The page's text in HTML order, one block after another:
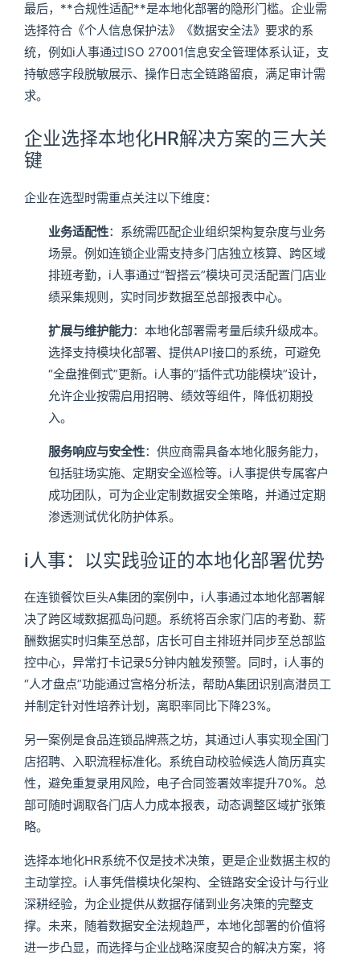
最后，**合规性适配**是本地化部署的隐形门槛。企业需
选择符合《个人信息保护法》《数据安全法》要求的系
统，例如i人事通过ISO 27001信息安全管理体系认证，支
持敏感字段脱敏展示、操作日志全链路留痕，满足审计需
求。
企业选择本地化HR解决方案的三大关
键
企业在选型时需重点关注以下维度：
业务适配性：系统需匹配企业组织架构复杂度与业务
场景。例如连锁企业需支持多门店独立核算、跨区域
排班考勤，i人事通过“智搭云”模块可灵活配置门店业
绩采集规则，实时同步数据至总部报表中心。
扩展与维护能力：本地化部署需考量后续升级成本。
选择支持模块化部署、提供API接口的系统，可避免
“全盘推倒式”更新。i人事的“插件式功能模块”设计，
允许企业按需启用招聘、绩效等组件，降低初期投
入。
服务响应与安全性：供应商需具备本地化服务能力，
包括驻场实施、定期安全巡检等。i人事提供专属客户
成功团队，可为企业定制数据安全策略，并通过定期
渗透测试优化防护体系。
i人事：以实践验证的本地化部署优势
在连锁餐饮巨头A集团的案例中，i人事通过本地化部署解
决了跨区域数据孤岛问题。系统将百余家门店的考勤、薪
酬数据实时归集至总部，店长可自主排班并同步至总部监
控中心，异常打卡记录5分钟内触发预警。同时，i人事的
“人才盘点”功能通过宫格分析法，帮助A集团识别高潜员工
并制定针对性培养计划，离职率同比下降23%。
另一案例是食品连锁品牌燕之坊，其通过i人事实现全国门
店招聘、入职流程标准化。系统自动校验候选人简历真实
性，避免重复录用风险，电子合同签署效率提升70%。总
部可随时调取各门店人力成本报表，动态调整区域扩张策
略。
选择本地化HR系统不仅是技术决策，更是企业数据主权的
主动掌控。i人事凭借模块化架构、全链路安全设计与行业
深耕经验，为企业提供从数据存储到业务决策的完整支
撑。未来，随着数据安全法规趋严，本地化部署的价值将
进一步凸显，而选择与企业战略深度契合的解决方案，将